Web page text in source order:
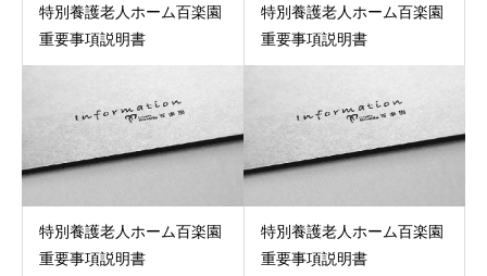
特別養護老人ホーム百楽園
重要事項説明書
特別養護老人ホーム百楽園
重要事項説明書
特別養護老人ホーム百楽園
重要事項説明書
特別養護老人ホーム百楽園
重要事項説明書